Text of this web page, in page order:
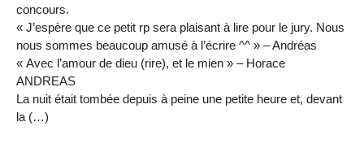
concours.
« J’espère que ce petit rp sera plaisant à lire pour le jury. Nous
nous sommes beaucoup amusé à l’écrire ^^ » – Andréas
« Avec l’amour de dieu (rire), et le mien » – Horace
ANDREAS
La nuit était tombée depuis à peine une petite heure et, devant
la (…)